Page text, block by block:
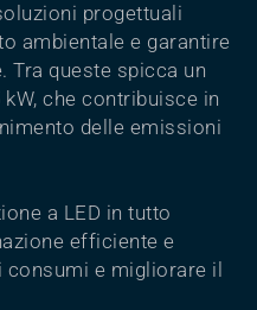
progettuali
ambientale e garantire
Tra queste spicca un
che contribuisce in
delle emissioni
a LED in tutto
efficiente e
e migliorare il